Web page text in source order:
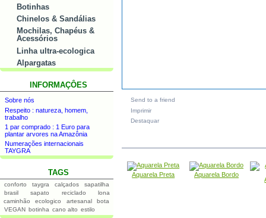
Botinhas
Chinelos & Sandálias
Mochilas, Chapéus &
Acessórios
Linha ultra-ecologica
Alpargatas
INFORMAÇÔES
Sobre nós
Respeito : natureza, homem,
trabalho
1 par comprado : 1 Euro para
plantar arvores na Amazônia
Numerações internacionais
TAYGRA
TAGS
conforto taygra calçados
sapatilha
brasil
sapato reciclado
lona
caminhão
ecologico artesanal
bota
VEGAN
botinha cano alto estilo
Send to a friend
Imprimir
Destaquar
Aquarela Preta Aquarela Bordo